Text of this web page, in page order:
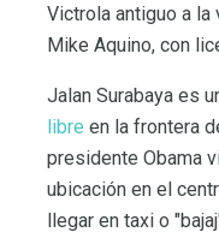
Victrola antiguo a la
Mike Aquino, con
Jalan Surabaya es
libre en la frontera
presidente Obama
ubicación en el
llegar en taxi o